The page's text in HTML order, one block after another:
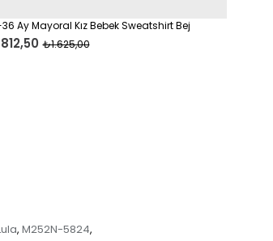
Ay Mayoral Kız Bebek Sweatshirt Bej
₺1.625,00
, M252N-5824,